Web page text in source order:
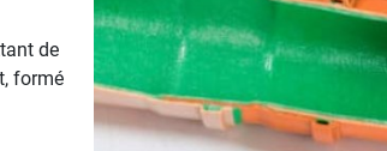
de
formé